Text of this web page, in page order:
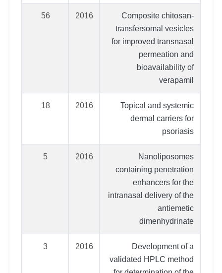
Composite chitosan-
transfersomal vesicles
for improved transnasal
permeation and
bioavailability of
verapamil
2016
56
Topical and systemic
dermal carriers for
psoriasis
2016
18
Nanoliposomes
containing penetration
enhancers for the
intranasal delivery of the
antiemetic
dimenhydrinate
2016
5
Development of a
validated HPLC method
2016
3